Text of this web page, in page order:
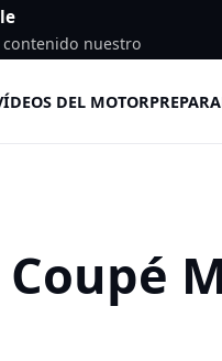
nuestro
DEL MOTOR